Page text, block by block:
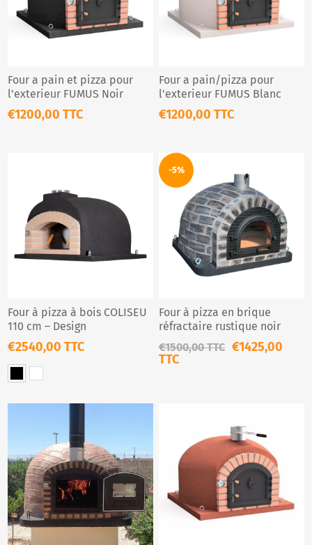
Four a pain et pizza pour
l'exterieur FUMUS Noir
€1200,00 TTC
Four a pain/pizza pour
l'exterieur FUMUS Blanc
€1200,00 TTC
Four à pizza à bois COLISEU
110 cm – Design
professionnel noir ou blanc
€2540,00 TTC
-5%
Four à pizza en brique
réfractaire rustique noir
€1500,00 TTC €1425,00
TTC